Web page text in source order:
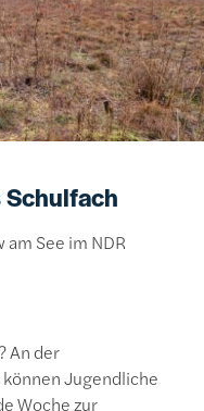
See im NDR
An der
Jugendliche
Woche zur